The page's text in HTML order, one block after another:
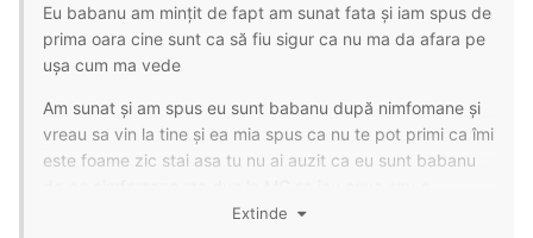
Eu babanu am mințit de fapt am sunat fata și iam spus de
prima oara cine sunt ca să fiu sigur ca nu ma da afara pe
ușa cum ma vede
Am sunat și am spus eu sunt babanu după nimfomane și
vreau sa vin la tine și ea mia spus ca nu te pot primi ca îmi
este foame zic stai asa tu nu ai auzit ca eu sunt babanu
shaorma și mâncăm amândoi ca și mie îmi este foame
Extinde